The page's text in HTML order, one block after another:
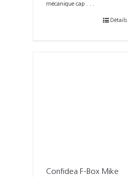
mécanique cap . . .
Détails
Confidea F-Box Mike